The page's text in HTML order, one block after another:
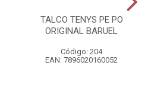
TALCO TENYS PE PO
ORIGINAL BARUEL
Código: 204
EAN: 7896020160052